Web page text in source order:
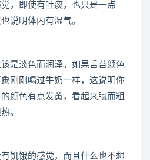
，即使有吐痰，也只是一点
说明体内有湿气。
淡色而润泽。如果舌苔颜色
刚刚喝过牛奶一样，这说明你
颜色有点发黄，看起来腻而粗
。
饿的感觉，而且什么也不想